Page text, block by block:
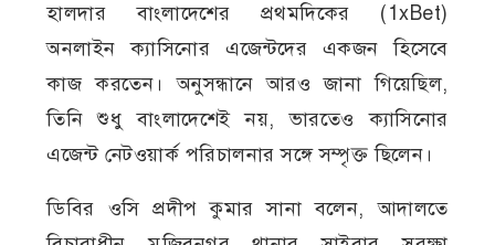
হালদার বাংলাদেশের প্রথমদিকের (1xBet)
অনলাইন ক্যাসিনোর এজেন্টদের একজন হিসেবে
কাজ করতেন। অনুসন্ধানে আরও জানা গিয়েছিল,
তিনি শুধু বাংলাদেশেই নয়, ভারতেও ক্যাসিনোর
এজেন্ট নেটওয়ার্ক পরিচালনার সঙ্গে সম্পৃক্ত ছিলেন।
ডিবির ওসি প্রদীপ কুমার সানা বলেন, আদালতে